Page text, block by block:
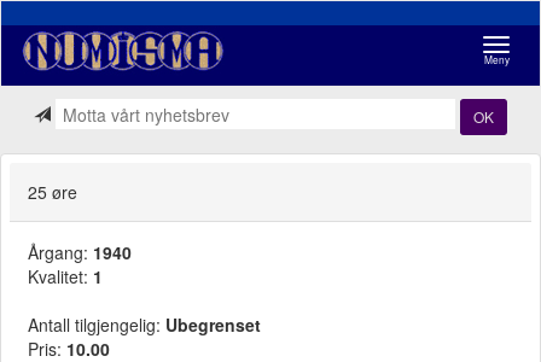
Meny
OK
25 øre
Årgang: 1940
Kvalitet: 1
Antall tilgjengelig: Ubegrenset
Pris: 10.00